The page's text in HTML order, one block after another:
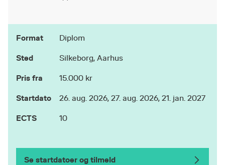
Format Diplom
Sted Silkeborg, Aarhus
Pris fra 15.000 kr
Startdato 26. aug. 2026, 27. aug. 2026, 21. jan. 2027
ECTS 10
Se startdatoer og tilmeld